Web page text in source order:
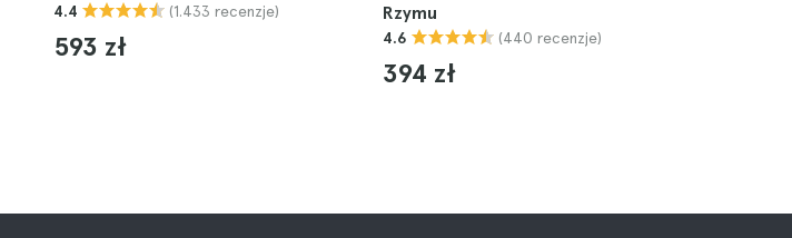
4.4 (1.433 recenzje)
593 zł
Rzymu
4.6 (440 recenzje)
394 zł